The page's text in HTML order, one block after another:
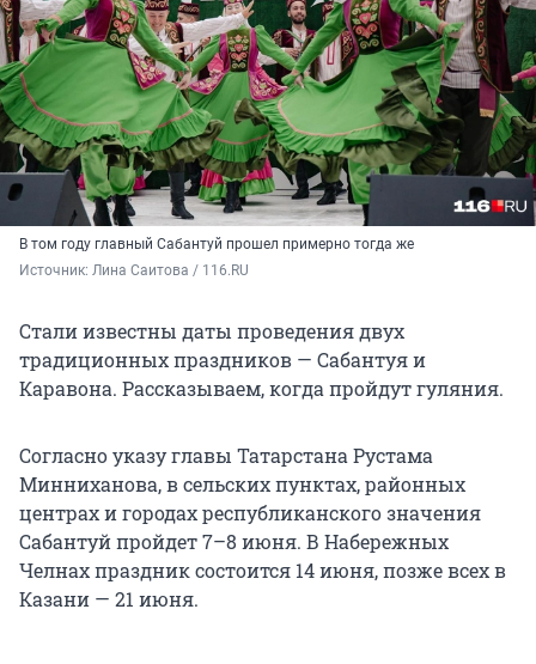
В том году главный Сабантуй прошел примерно тогда же
Источник: Лина Саитова / 116.RU
Стали известны даты проведения двух
традиционных праздников — Сабантуя и
Каравона. Рассказываем, когда пройдут гуляния.
Согласно указу главы Татарстана Рустама
Минниханова, в сельских пунктах, районных
центрах и городах республиканского значения
Сабантуй пройдет 7–8 июня. В Набережных
Челнах праздник состоится 14 июня, позже всех в
Казани — 21 июня.